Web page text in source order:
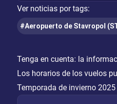
Ver noticias por tags:
#Aeropuerto de Stavropol
Tenga en cuenta: la
Los horarios de los vuelos
Temporada de invierno 2025